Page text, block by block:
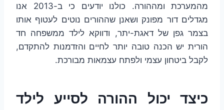
מהמערכת ומההורה. כולנו יודעים כי ב-2013 אנו
מגדלים דור מפונק ושאנן שההורים נוטים לעטוף אותו
בצמר גפן של דאגת-יתר, ודווקא לילד ממשפחה חד
הורית יש הכנה טובה יותר לחיים והזדמנות להתקדם,
לקבל ביטחון עצמי ולפתח עצמאות מבורכת.
כיצד יכול ההורה לסייע לילד